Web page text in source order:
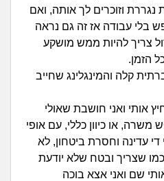
הורות ומשפחה
לימודים וסטודנטים
עבודה וקריירה
וזוכרים לך אותה, ואם
בלי עבודה אז זה גם נראה
צריך להיות ממש מושקע
הזמן.
קלה והמינגלינג שחייב
אותי ואני חושבת שאולי
משרה, או כיוון כללי, עם אופי
די עדינה וחסרת ביטחון, לא
שצריך ובטח שלא יודעת
שם ואני אצא בוכה